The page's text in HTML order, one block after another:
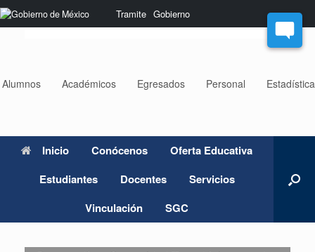
Nota:
este
sistema
Tramite Gobierno
Saltar
al
Alumnos Académicos Egresados Personal
Inicio Conócenos
Oferta Educativa
Estudiantes
Docentes
Servicios
Vinculación
SGC